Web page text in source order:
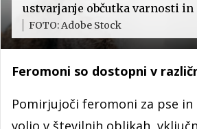
ustvarjanje občutka varnosti
FOTO: Adobe Stock
Feromoni so dostopni v
Pomirjujoči feromoni za pse in
voljo v številnih oblikah,